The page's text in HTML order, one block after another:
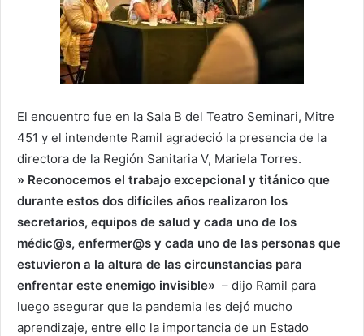
El encuentro fue en la Sala B del Teatro Seminari, Mitre
451 y el intendente Ramil agradeció la presencia de la
directora de la Región Sanitaria V, Mariela Torres.
» Reconocemos el trabajo excepcional y titánico que
durante estos dos difíciles años realizaron los
secretarios, equipos de salud y cada uno de los
médic@s, enfermer@s y cada uno de las personas que
estuvieron a la altura de las circunstancias para
enfrentar este enemigo invisible» – dijo Ramil para
luego asegurar que la pandemia les dejó mucho
aprendizaje, entre ello la importancia de un Estado